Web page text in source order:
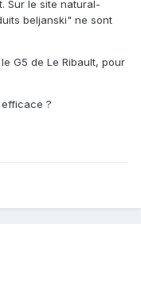
Sur le site natural-
beljanski" ne sont
G5 de Le Ribault, pour
?